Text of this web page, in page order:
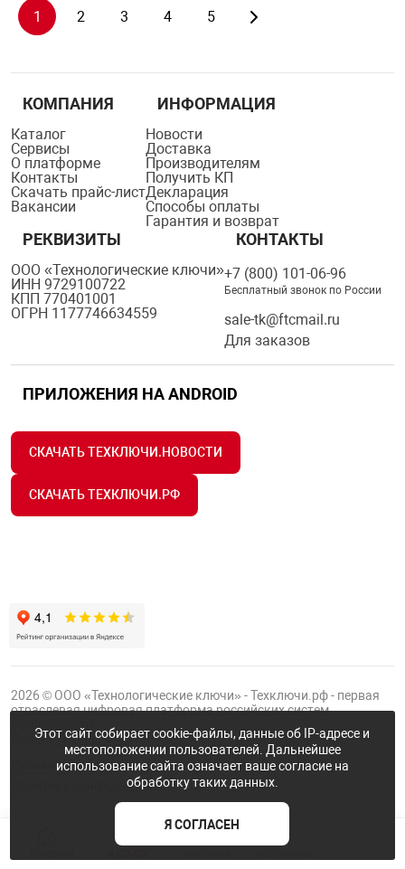
1 2 3 4 5
КОМПАНИЯ
Каталог
Сервисы
О платформе
Контакты
Скачать прайс-лист
Вакансии
ИНФОРМАЦИЯ
Новости
Доставка
Производителям
Получить КП
Декларация
Способы оплаты
Гарантия и возврат
РЕКВИЗИТЫ
ООО «Технологические ключи»
ИНН 9729100722
КПП 770401001
ОГРН 1177746634559
КОНТАКТЫ
+7 (800) 101-06-96
Бесплатный звонок по России
sale-tk@ftcmail.ru
Для заказов
ПРИЛОЖЕНИЯ НА ANDROID
СКАЧАТЬ ТЕХКЛЮЧИ.НОВОСТИ
СКАЧАТЬ ТЕХКЛЮЧИ.РФ
2026 © ООО «Технологические ключи» - Техключи.рф - первая
отраслевая цифровая платформа российских систем
ПроектГруппы ФТК
Публичная оферта
Политика конфиденциальности
Этот сайт собирает cookie-файлы, данные об IP-адресе и
местоположении пользователей. Дальнейшее
использование сайта означает ваше согласие на
обработку таких данных.
Я СОГЛАСЕН